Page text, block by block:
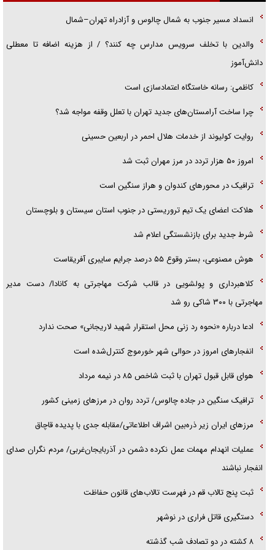
اهل خدمت بی‌منت بود
انسداد مسیر جنوب به شمال چالوس و آزادراه تهران–شمال
والدین با تخلف سرویس مدارس چه کنند؟ / از هزینه اضافه تا معطلی
دانش‌آموز
کاظمی: رسانه خاستگاه اعتمادسازی است
چرا ساخت آرامستان‌های جدید تهران با تعلل وقفه مواجه شد؟
روایت کولیوند از خدمات هلال احمر در اربعین حسینی
امروز ۵۰ هزار تردد در مرز مهران ثبت شد
ترافیک در محور‌های کندوان و هراز سنگین است
هلاکت اعضای یک تیم تروریستی در جنوب استان سیستان و بلوچستان
شرط جدید برای بازنشستگی اعلام شد
هوش مصنوعی، بستر وقوع ۵۵ درصد جرایم سایبری آفریقاست
کلاهبرداری و پولشویی در قالب شرکت مهاجرتی به کانادا/ دست مدیر
مهاجرتی با ۳۰۰ شاکی رو شد
ادعا درباره «نحوه رد زنی محل استقرار شهید لاریجانی» صحت ندارد
انفجار‌های امروز در حوالی شهر خورموج کنترل‌شده است
هوای قابل قبول تهران با ثبت شاخص ۸۵ در نیمه مرداد
ترافیک سنگین در جاده چالوس/ تردد روان در مرز‌های زمینی کشور
مرز‌های ایران زیر ذره‌بین اشراف اطلاعاتی/مقابله جدی با پدیده قاچاق
عملیات انهدام مهمات عمل نکرده دشمن در آذربایجان‌غربی/ مردم نگران صدای
انفجار نباشند
ثبت پنج تالاب قم در فهرست تالاب‌های قانون حفاظت
دستگیری قاتل فراری در نوشهر
۸ کشته در دو تصادف شب گذشته